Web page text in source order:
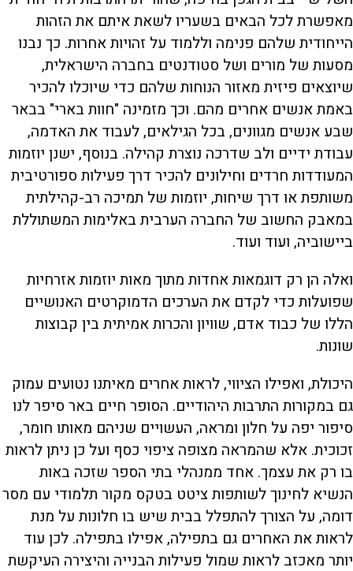
מאפשרת לכל הבאים בשעריו לשאת איתם את הזהות
הייחודית שלהם פנימה וללמוד על זהויות אחרות. כך נבנו
מסעות של מורים ושל סטודנטים בחברה הישראלית,
שיוצאים פיזית מאזור הנוחות שלהם כדי שיוכלו להכיר
באמת אנשים אחרים מהם. וכך מזמינה "חוות בארי" בבאר
שבע אנשים מגוונים, בכל הגילאים, לעבוד את האדמה,
עבודת ידיים ולב שדרכה נוצרת קהילה. בנוסף, ישנן יוזמות
המעודדות חרדים וחילונים להכיר דרך פעילות ספורטיבית
משותפת או דרך שיחות, יוזמות של תמיכה רב-קהילתית
במאבק החשוב של החברה הערבית באלימות המשתוללת
ביישוביה, ועוד ועוד.
ואלה הן רק דוגמאות אחדות מתוך מאות יוזמות אזרחיות
שפועלות כדי לקדם את הערכים הדמוקרטים האנושיים
הללו של כבוד אדם, שוויון והכרות אמיתית בין קבוצות
שונות.
היכולת, ואפילו הציווי, לראות אחרים מאיתנו נטועים עמוק
גם במקורות התרבות היהודיים. הסופר חיים באר סיפר לנו
סיפור יפה על חלון ומראה, העשויים שניהם מאותו חומר,
זכוכית. אלא שהמראה מצופה ציפוי כסף ועל כן ניתן לראות
בו רק את עצמך. אחד ממנהלי בתי הספר שזכה באות
הנשיא לחינוך לשותפות ציטט בטקס מקור תלמודי עם מסר
דומה, על הצורך להתפלל בבית שיש בו חלונות על מנת
לראות את האחרים גם בתפילה, אפילו בתפילה. לכן עוד
יותר מאכזב לראות שמול פעילות הבנייה והיצירה העיקשת